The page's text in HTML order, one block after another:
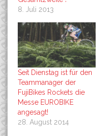
8. Juli 2013
Seit Dienstag ist für den
Teammanager der
FujiBikes Rockets die
Messe EUROBIKE
angesagt!
28. August 2014